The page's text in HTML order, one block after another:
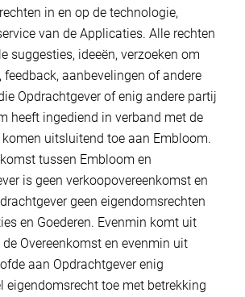
in en op de technologie,
van de Applicaties. Alle rechten
suggesties, ideeën, verzoeken om
feedback, aanbevelingen of andere
Opdrachtgever of enig andere partij
heeft ingediend in verband met de
uitsluitend toe aan Embloom.
tussen Embloom en
is geen verkoopovereenkomst en
geen eigendomsrechten
en Goederen. Evenmin komt uit
Overeenkomst en evenmin uit
aan Opdrachtgever enig
eigendomsrecht toe met betrekking